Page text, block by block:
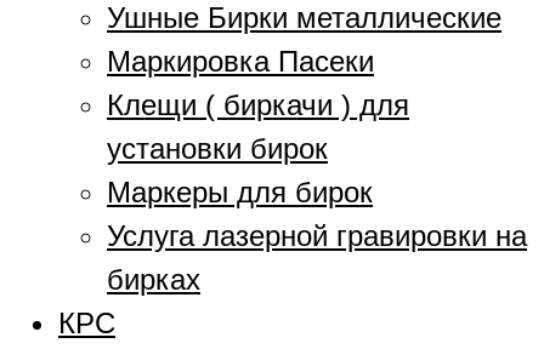
Ушные Бирки металлические
Маркировка Пасеки
Клещи ( биркачи ) для
установки бирок
Маркеры для бирок
Услуга лазерной гравировки на
бирках
КРС